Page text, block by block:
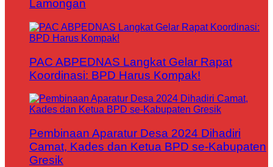
Lamongan
PAC ABPEDNAS Langkat Gelar Rapat
Koordinasi: BPD Harus Kompak!
Pembinaan Aparatur Desa 2024 Dihadiri
Camat, Kades dan Ketua BPD se-Kabupaten
Gresik